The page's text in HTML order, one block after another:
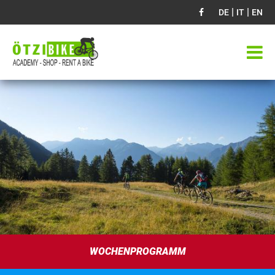
DE | IT | EN
WOCHENPROGRAMM